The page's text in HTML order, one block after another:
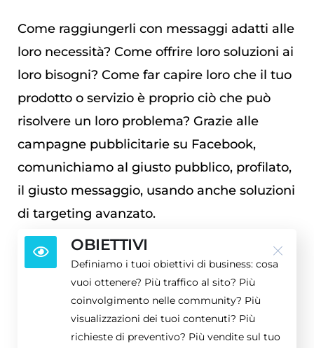
Come raggiungerli con messaggi adatti alle
loro necessità? Come offrire loro soluzioni ai
loro bisogni? Come far capire loro che il tuo
prodotto o servizio è proprio ciò che può
risolvere un loro problema? Grazie alle
campagne pubblicitarie su Facebook,
comunichiamo al giusto pubblico, profilato,
il giusto messaggio, usando anche soluzioni
di targeting avanzato.
OBIETTIVI
Definiamo i tuoi obiettivi di business: cosa
vuoi ottenere? Più traffico al sito? Più
coinvolgimento nelle community? Più
visualizzazioni dei tuoi contenuti? Più
richieste di preventivo? Più vendite sul tuo